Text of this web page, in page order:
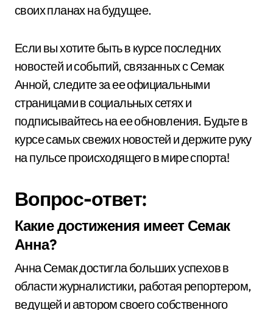
своих планах на будущее.
Если вы хотите быть в курсе последних
новостей и событий, связанных с Семак
Анной, следите за ее официальными
страницами в социальных сетях и
подписывайтесь на ее обновления. Будьте в
курсе самых свежих новостей и держите руку
на пульсе происходящего в мире спорта!
Вопрос-ответ:
Какие достижения имеет Семак
Анна?
Анна Семак достигла больших успехов в
области журналистики, работая репортером,
ведущей и автором своего собственного